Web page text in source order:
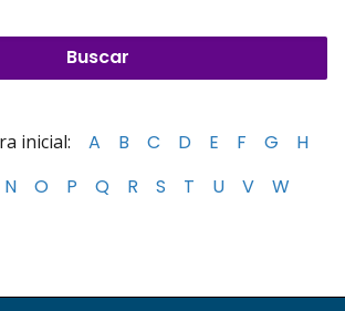
inicial: A B C D E F G
H
N O P Q R S T U V
W